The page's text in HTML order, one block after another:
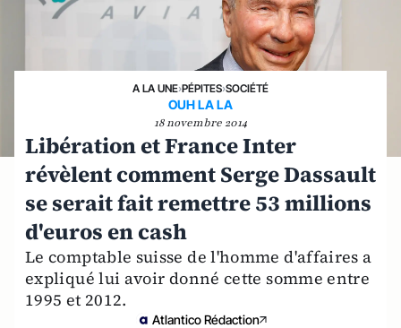
A LA UNE›PÉPITES›SOCIÉTÉ
OUH LA LA
18 novembre 2014
Libération et France Inter
révèlent comment Serge Dassault
se serait fait remettre 53 millions
d'euros en cash
Le comptable suisse de l'homme d'affaires a
expliqué lui avoir donné cette somme entre
1995 et 2012.
Atlantico Rédaction